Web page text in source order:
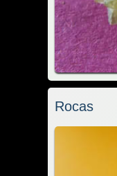
Rocas